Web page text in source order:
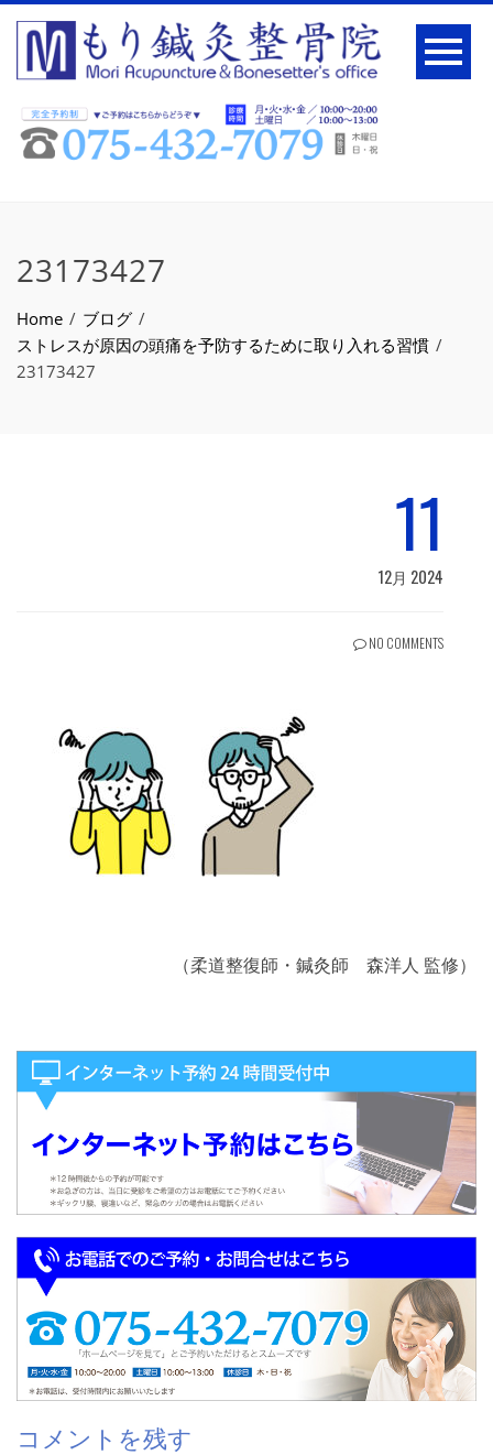
23173427
Home
ブログ
ストレスが原因の頭痛を予防するために取り入れる習慣
23173427
11
12月 2024
NO COMMENTS
（柔道整復師・鍼灸師 森洋人 監修）
コメントを残す